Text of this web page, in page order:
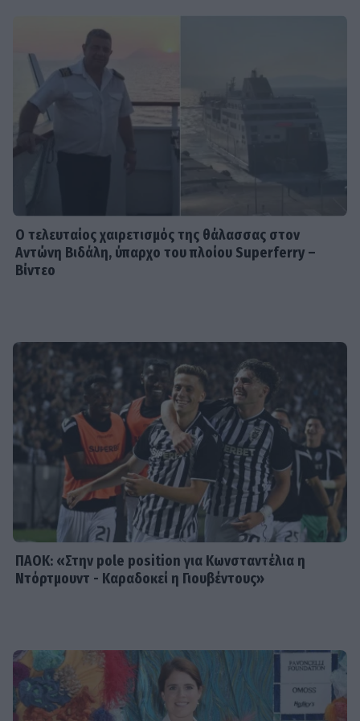
Βαλεντίνη Παπαδάκη: Η
εξομολόγηση για τον Σόμμερ:
«Ανησυχώ μήπως ξεχνάει πόσο...»
SHOWBIZ
Ανδρομάχη - Γιώργος Λιβάνης: «Πάει
και η βέρα, κρίμα αν χωρίσατε» -
Φουντώνουν οι φήμες χωρισμού
Ο τελευταίος χαιρετισμός της θάλασσας στον
Αντώνη Βιδάλη, ύπαρχο του πλοίου Superferry –
Βίντεο
ΠΑΟΚ: «Στην pole position για Κωνσταντέλια η
Ντόρτμουντ - Καραδοκεί η Γιουβέντους»